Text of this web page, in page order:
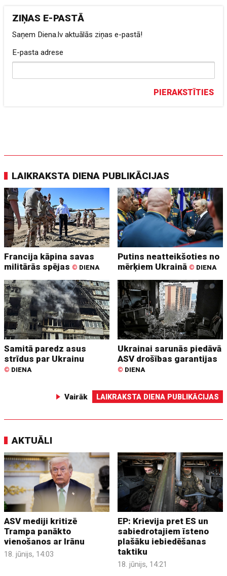
ZIŅAS E-PASTĀ
Saņem Diena.lv aktuālās ziņas e-pastā!
E-pasta adrese
PIERAKSTĪTIES
LAIKRAKSTA DIENA PUBLIKĀCIJAS
Francija kāpina savas
militārās spējas © DIENA
Putins neatteikšoties no
mērķiem Ukrainā © DIENA
Samitā paredz asus
strīdus par Ukrainu
© DIENA
Ukrainai sarunās piedāvā
ASV drošības garantijas
© DIENA
Vairāk LAIKRAKSTA DIENA PUBLIKĀCIJAS
AKTUĀLI
ASV mediji kritizē
Trampa panākto
vienošanos ar Irānu
18. jūnijs, 14:03
EP: Krievija pret ES un
sabiedrotajiem īsteno
plašāku iebiedēšanas
taktiku
18. jūnijs, 14:21